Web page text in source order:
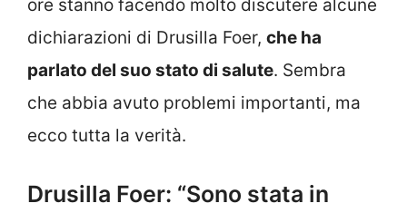
ore stanno facendo molto discutere alcune
dichiarazioni di Drusilla Foer, che ha
parlato del suo stato di salute. Sembra
che abbia avuto problemi importanti, ma
ecco tutta la verità.
Drusilla Foer: “Sono stata in